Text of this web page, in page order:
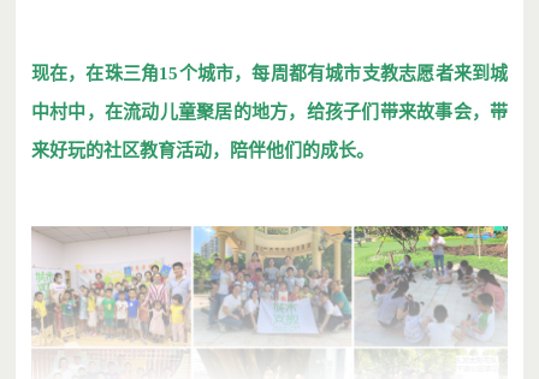
现在，在珠三角15个城市，每周都有城市支教志愿者来到城
中村中，在流动儿童聚居的地方，给孩子们带来故事会，带
来好玩的社区教育活动，陪伴他们的成长。